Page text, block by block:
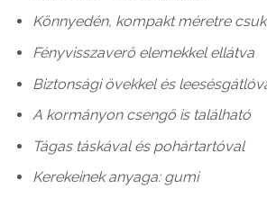
Könnyedén, kompakt méretre
Fényvisszaverő elemekkel ellátva
Biztonsági övekkel és
A kormányon csengő is található
Tágas táskával és pohártartóval
Kerekeinek anyaga: gumi